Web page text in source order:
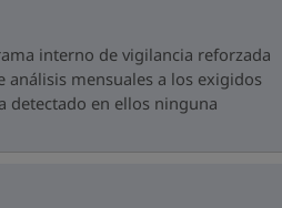
interno de vigilancia reforzada
mensuales a los exigidos
detectado en ellos ninguna